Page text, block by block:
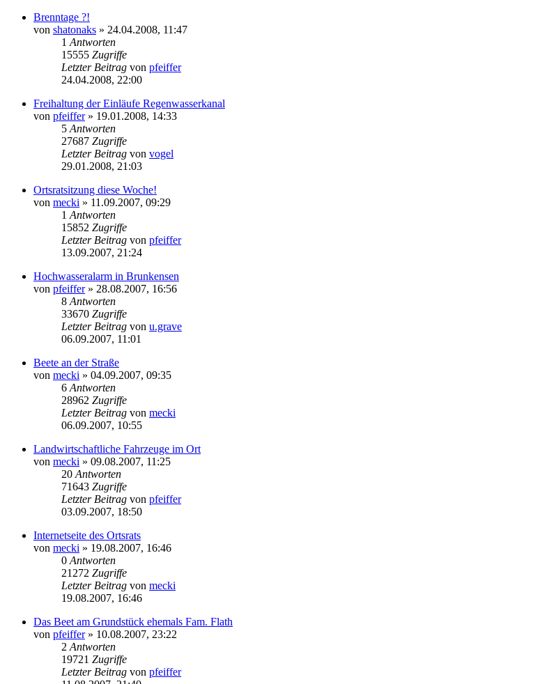
Brenntage ?!
von shatonaks » 24.04.2008, 11:47
1 Antworten
15555 Zugriffe
Letzter Beitrag von pfeiffer
24.04.2008, 22:00
Freihaltung der Einläufe Regenwasserkanal
von pfeiffer» 19.01.2008, 14:33
5 Antworten
27687 Zugriffe
Letzter Beitrag von vogel
29.01.2008, 21:03
Ortsratsitzung diese Woche!
von mecki » 11.09.2007, 09:29
1 Antworten
15852 Zugriffe
Letzter Beitrag von pfeiffer
13.09.2007, 21:24
Hochwasseralarm in Brunkensen
von pfeiffer» 28.08.2007, 16:56
8 Antworten
33670 Zugriffe
Letzter Beitrag von u.grave
06.09.2007, 11:01
Beete an der Straße
von mecki » 04.09.2007, 09:35
6 Antworten
28962 Zugriffe
Letzter Beitrag von mecki
06.09.2007, 10:55
Landwirtschaftliche Fahrzeuge im Ort
von mecki » 09.08.2007, 11:25
20 Antworten
71643 Zugriffe
Letzter Beitrag von pfeiffer
03.09.2007, 18:50
Internetseite des Ortsrats
von mecki » 19.08.2007, 16:46
0 Antworten
21272 Zugriffe
Letzter Beitrag von mecki
19.08.2007, 16:46
Das Beet am Grundstück ehemals Fam. Flath
von pfeiffer» 10.08.2007, 23:22
2 Antworten
19721 Zugriffe
Letzter Beitrag von pfeiffer